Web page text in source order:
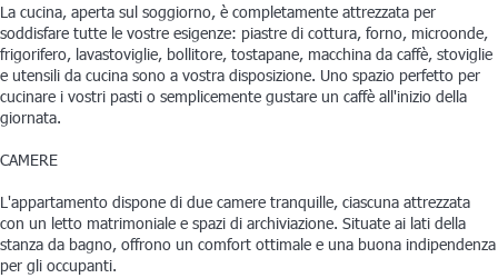
La cucina, aperta sul soggiorno, è completamente attrezzata per
soddisfare tutte le vostre esigenze: piastre di cottura, forno, microonde,
frigorifero, lavastoviglie, bollitore, tostapane, macchina da caffè, stoviglie
e utensili da cucina sono a vostra disposizione. Uno spazio perfetto per
cucinare i vostri pasti o semplicemente gustare un caffè all'inizio della
giornata.
CAMERE
L'appartamento dispone di due camere tranquille, ciascuna attrezzata
con un letto matrimoniale e spazi di archiviazione. Situate ai lati della
stanza da bagno, offrono un comfort ottimale e una buona indipendenza
per gli occupanti.